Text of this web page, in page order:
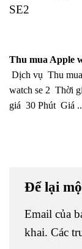
Thu mua Apple
Dịch vụ Thu
watch se 2 Thời
giá 30 Phút Giá
Để lại
Email của
khai. Các